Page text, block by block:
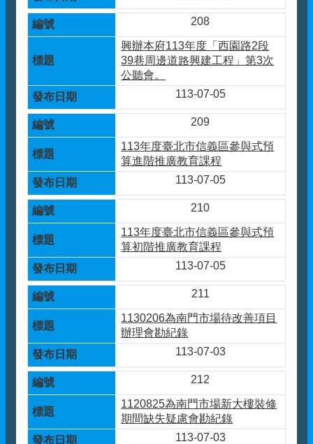
208
興辦本府113年度「西園路2段
39巷周邊道路興建工程」第3次
公聽會。
113-07-05
209
113年度臺北市信義區參與式預
算進階推廣教育課程
113-07-05
210
113年度臺北市信義區參與式預
算初階推廣教育課程
113-07-05
211
1130206為南門市場待改善項目
辦理會勘紀錄
113-07-03
212
1120825為南門市場新大樓裝修
期間缺失疑慮會勘紀錄
113-07-03